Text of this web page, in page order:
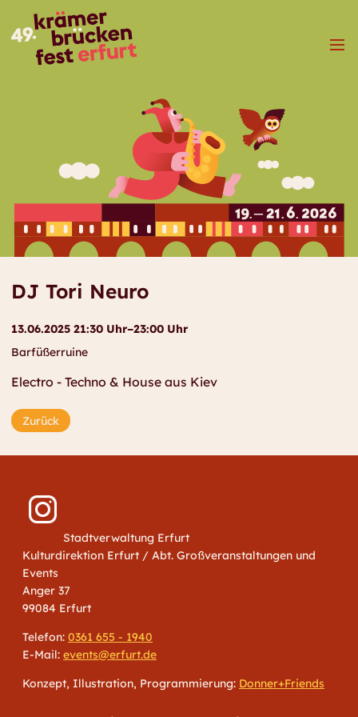
Menü
DJ Tori Neuro
13.06.2025 21:30 Uhr–23:00 Uhr
Barfüßerruine
Electro - Techno & House aus Kiev
Zurück
Stadtverwaltung Erfurt
Kulturdirektion Erfurt / Abt. Großveranstaltungen und
Events
Anger 37
99084 Erfurt
Telefon: 0361 655 - 1940
E-Mail: events@erfurt.de
Konzept, Illustration, Programmierung: Donner+Friends